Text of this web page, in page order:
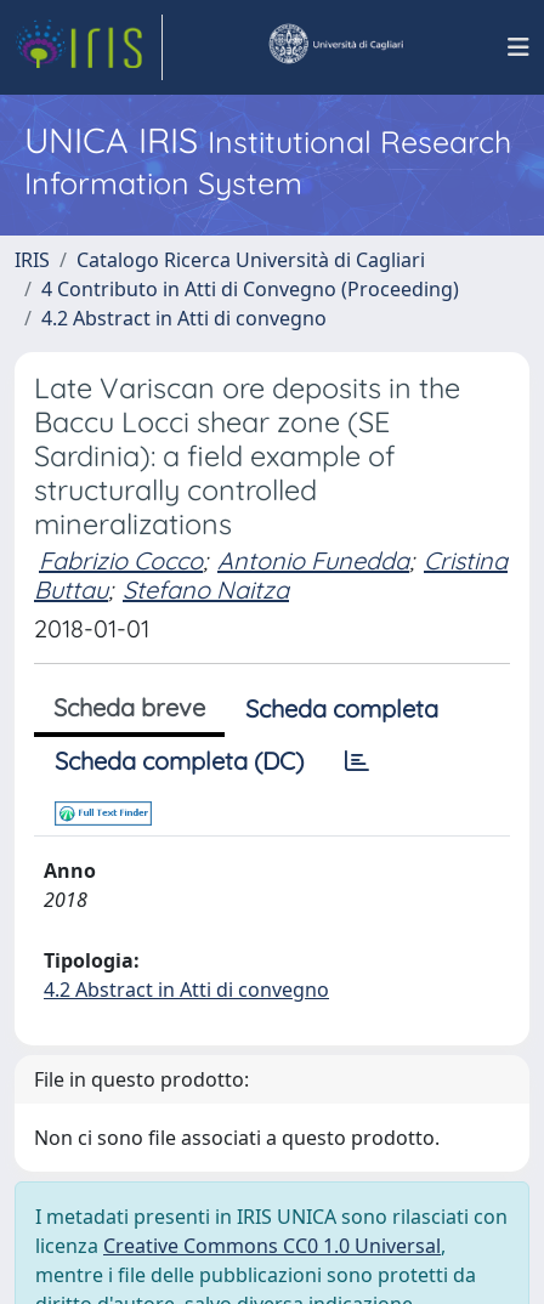
UNICA IRISInstitutional Research
Information System
IRIS
Catalogo Ricerca Università di Cagliari
4 Contributo in Atti di Convegno (Proceeding)
4.2 Abstract in Atti di convegno
Late Variscan ore deposits in the
Baccu Locci shear zone (SE
Sardinia): a field example of
structurally controlled
mineralizations
Fabrizio Cocco; Antonio Funedda; Cristina
Buttau; Stefano Naitza
2018-01-01
Scheda breve
Scheda completa
Scheda completa (DC)
Anno
2018
Tipologia:
4.2 Abstract in Atti di convegno
File in questo prodotto:
Non ci sono file associati a questo prodotto.
I metadati presenti in IRIS UNICA sono rilasciati con
licenza Creative Commons CC0 1.0 Universal,
mentre i file delle pubblicazioni sono protetti da